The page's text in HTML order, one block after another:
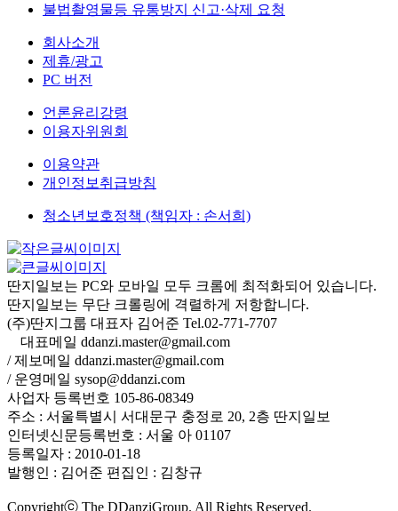
불법촬영물등 유통방지 신고·삭제 요청
회사소개
제휴/광고
PC 버전
언론윤리강령
이용자위원회
이용약관
개인정보취급방침
청소년보호정책 (책임자 : 손서희)
딴지일보는 PC와 모바일 모두 크롬에 최적화되어 있습니다.
딴지일보는 무단 크롤링에 격렬하게 저항합니다.
(주)딴지그룹 대표자 김어준 Tel.02-771-7707
대표메일 ddanzi.master@gmail.com
/ 제보메일 ddanzi.master@gmail.com
/ 운영메일 sysop@ddanzi.com
사업자 등록번호 105-86-08349
주소 : 서울특별시 서대문구 충정로 20, 2층 딴지일보
인터넷신문등록번호 : 서울 아 01107
등록일자 : 2010-01-18
발행인 : 김어준 편집인 : 김창규
Copyrightⓒ The DDanziGroup. All Rights Reserved.